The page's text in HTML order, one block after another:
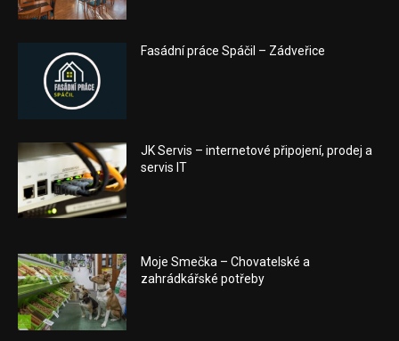
Fasádní práce Spáčil – Zádveřice
JK Servis – internetové připojení, prodej a
servis IT
Moje Smečka – Chovatelské a
zahrádkářské potřeby